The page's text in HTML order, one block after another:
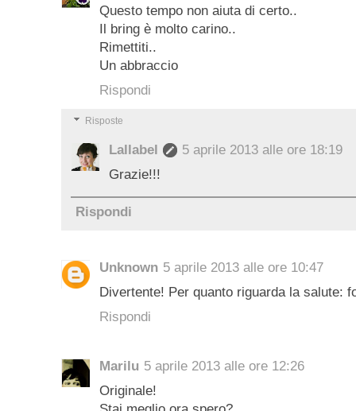
Questo tempo non aiuta di certo..
Il bring è molto carino..
Rimettiti..
Un abbraccio
Rispondi
Risposte
Lallabel
5 aprile 2013 alle ore 18:19
Grazie!!!
Rispondi
Unknown 5 aprile 2013 alle ore 10:47
Divertente! Per quanto riguarda la salute:
Rispondi
Marilu 5 aprile 2013 alle ore 12:26
Originale!